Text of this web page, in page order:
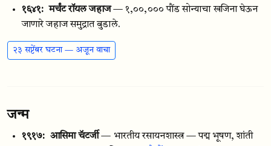
१६४१: मर्चंट रॉयल जहाज — १,००,००० पौंड सोन्याचा खजिना घेऊन
जाणारे जहाज समुद्रात बुडाले.
२३ सप्टेंबर घटना — अजून वाचा
जन्म
१९१७: आसिमा चॅटर्जी — भारतीय रसायनशास्त्र — पद्म भूषण, शांती